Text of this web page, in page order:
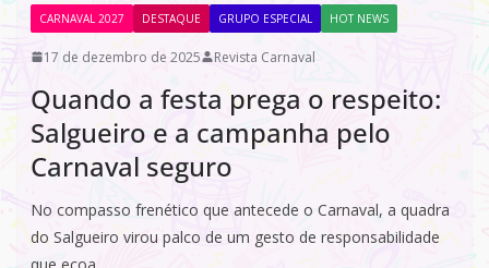
CARNAVAL 2027 DESTAQUE GRUPO ESPECIAL HOT NEWS
17 de dezembro de 2025 Revista Carnaval
Quando a festa prega o respeito:
Salgueiro e a campanha pelo
Carnaval seguro
No compasso frenético que antecede o Carnaval, a quadra
do Salgueiro virou palco de um gesto de responsabilidade
que ecoa